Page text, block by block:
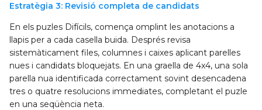
Estratègia 3: Revisió completa de candidats
En els puzles Difícils, comença omplint les anotacions a
llapis per a cada casella buida. Després revisa
sistemàticament files, columnes i caixes aplicant parelles
nues i candidats bloquejats. En una graella de 4x4, una sola
parella nua identificada correctament sovint desencadena
tres o quatre resolucions immediates, completant el puzle
en una seqüència neta.